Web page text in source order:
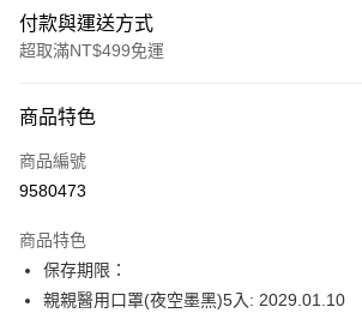
付款與運送方式
超取滿NT$499免運
信用卡一次付款
超商取貨付款
Apple Pay
街口支付
商品特色
商品編號
9580473
商品特色
保存期限：
親親醫用口罩(夜空墨黑)5入: 2029.01.10